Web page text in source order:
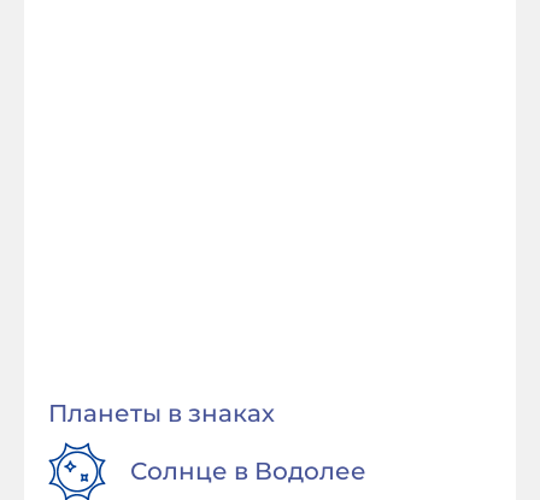
Планеты в знаках
Солнце в Водолее